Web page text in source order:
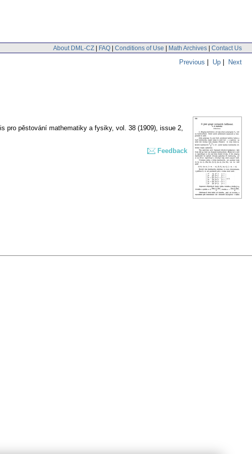
About DML-CZ | FAQ | Conditions of Use | Math Archives | Contact Us
Previous | Up | Next
pro pěstování mathematiky a fysiky, vol. 38 (1909), issue 2,
Feedback